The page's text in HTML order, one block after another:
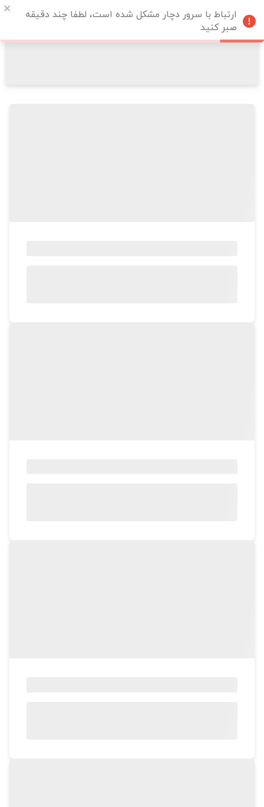
ارتباط با سرور دچار مشکل شده است، لطفا چند دقیقه
صبر کنید